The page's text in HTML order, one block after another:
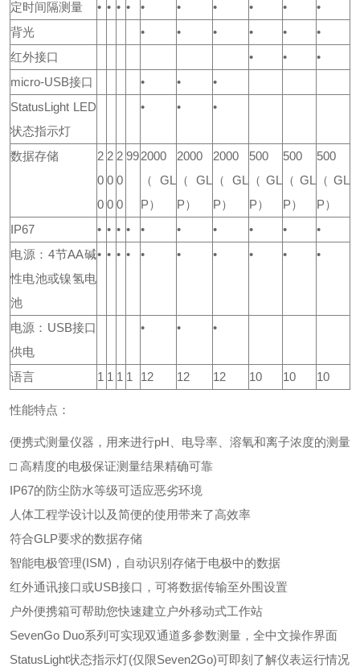
定时间隔测量
• • • • • • • • •
•
背光
• • • • •
•
红外接口
• •
•
micro-USB接口
• •
•
StatusLight LED
状态指示灯
• • •
数据存储
2
0
0
2
0
0
2
0
0
992000
（GL
P）
2000
（GL
P）
2000
（GL
P）
500
（GL
P）
500
（GL
P）
500
（GL
P）
IP67
• • • • • • • • •
•
电源：4节AA碱
性电池或镍氢电
池
• • • • • • • • • •
电源：USB接口
供电
• • •
语言 1 1 1 1 12 12 12 10 10 10
性能特点：
便携式测量仪器，用来进行pH、电导率、溶氧和离子浓度的测量
□ 高精度的电极保证测量结果精确可靠
IP67的防尘防水等级可适应恶劣环境
人体工程学设计以及简便的使用带来了高效率
符合GLP要求的数据存储
智能电极管理(ISM)，自动识别存储于电极中的数据
红外通讯接口或USB接口，可将数据传输至外围设置
户外便携箱可帮助您快速建立户外移动式工作站
SevenGo Duo系列可实现双通道多参数测量，全中文操作界面
StatusLight状态指示灯(仅限Seven2Go)可即刻了解仪表运行情况